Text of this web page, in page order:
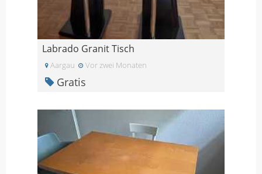
Labrado Granit Tisch
Aargau Vor zwei Monaten
Gratis